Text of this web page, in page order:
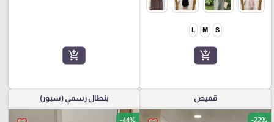
S
M
L
add_shopping_cart
add_shopping_cart
قميص
-22%
بنطال رسمي (سبور)
-44%